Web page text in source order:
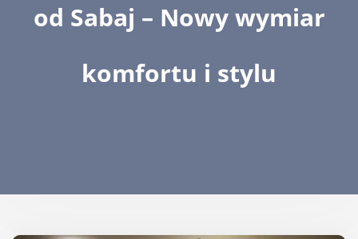
od Sabaj – Nowy wymiar
komfortu i stylu